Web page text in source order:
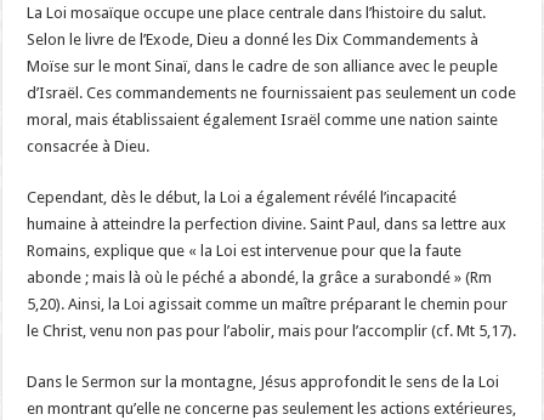
La Loi mosaïque occupe une place centrale dans l’histoire du salut.
Selon le livre de l’Exode, Dieu a donné les Dix Commandements à
Moïse sur le mont Sinaï, dans le cadre de son alliance avec le peuple
d’Israël. Ces commandements ne fournissaient pas seulement un code
moral, mais établissaient également Israël comme une nation sainte
consacrée à Dieu.
Cependant, dès le début, la Loi a également révélé l’incapacité
humaine à atteindre la perfection divine. Saint Paul, dans sa lettre aux
Romains, explique que « la Loi est intervenue pour que la faute
abonde ; mais là où le péché a abondé, la grâce a surabondé » (Rm
5,20). Ainsi, la Loi agissait comme un maître préparant le chemin pour
le Christ, venu non pas pour l’abolir, mais pour l’accomplir (cf. Mt 5,17).
Dans le Sermon sur la montagne, Jésus approfondit le sens de la Loi
en montrant qu’elle ne concerne pas seulement les actions extérieures,